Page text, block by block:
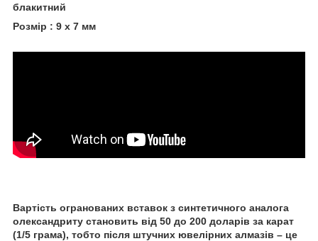
блакитний
Розмір : 9 х 7 мм
Вартість огранованих вставок з синтетичного аналога
олександриту становить від 50 до 200 доларів за карат
(1/5 грама), тобто після штучних ювелірних алмазів – це